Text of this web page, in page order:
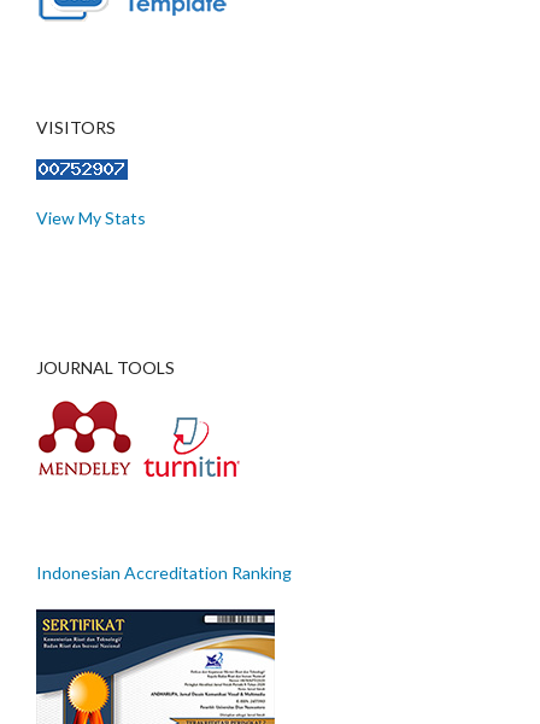
VISITORS
View My Stats
JOURNAL TOOLS
Indonesian Accreditation Ranking